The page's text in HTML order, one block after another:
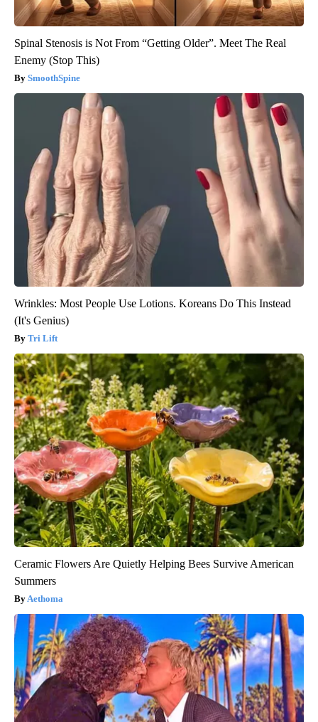
Spinal Stenosis is Not From “Getting Older”. Meet The Real
Enemy (Stop This)
SmoothSpine
Wrinkles: Most People Use Lotions. Koreans Do This Instead
(It's Genius)
Tri Lift
Ceramic Flowers Are Quietly Helping Bees Survive American
Summers
Aethoma